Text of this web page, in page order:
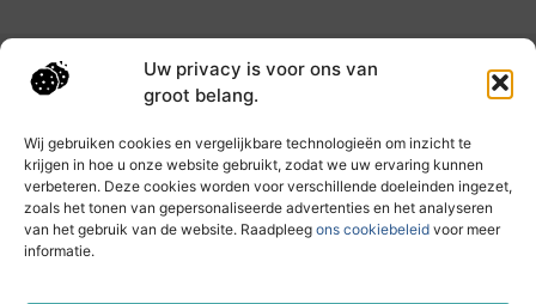
Uw privacy is voor ons van
groot belang.
Wij gebruiken cookies en vergelijkbare technologieën om inzicht te
krijgen in hoe u onze website gebruikt, zodat we uw ervaring kunnen
verbeteren. Deze cookies worden voor verschillende doeleinden ingezet,
zoals het tonen van gepersonaliseerde advertenties en het analyseren
van het gebruik van de website. Raadpleeg ons cookiebeleid voor meer
informatie.
Main Links
Dagelijks nieuwe inzichten op taec.nl
Artikelen vol kennis, inspiratie en praktische tips die